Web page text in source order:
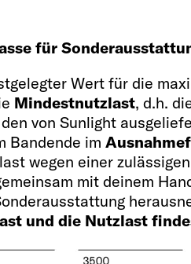
für
Wert für die
Mindestnutzlast, d.h.
von Sunlight
Bandende im
wegen einer
mit deinem
und die Nutzlast